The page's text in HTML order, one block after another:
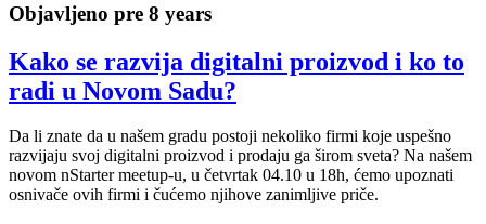
Objavljeno pre 8 years
Kako se razvija digitalni proizvod i ko to
radi u Novom Sadu?
Da li znate da u našem gradu postoji nekoliko firmi koje uspešno
razvijaju svoj digitalni proizvod i prodaju ga širom sveta? Na našem
novom nStarter meetup-u, u četvrtak 04.10 u 18h, ćemo upoznati
osnivače ovih firmi i čućemo njihove zanimljive priče.